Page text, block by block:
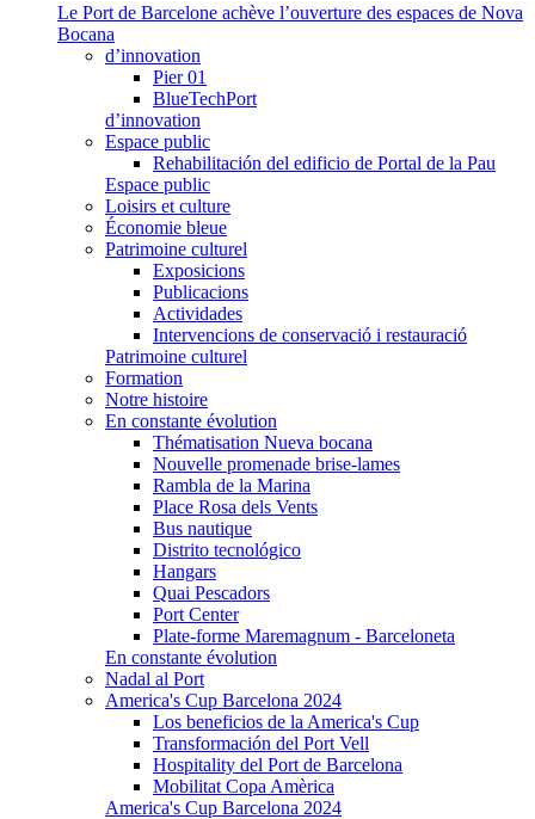
Le Port de Barcelone achève l’ouverture des espaces de Nova
Bocana
d’innovation
Pier 01
BlueTechPort
d’innovation
Espace public
Rehabilitación del edificio de Portal de la Pau
Espace public
Loisirs et culture
Économie bleue
Patrimoine culturel
Exposicions
Publicacions
Actividades
Intervencions de conservació i restauració
Patrimoine culturel
Formation
Notre histoire
En constante évolution
Thématisation Nueva bocana
Nouvelle promenade brise-lames
Rambla de la Marina
Place Rosa dels Vents
Bus nautique
Distrito tecnológico
Hangars
Quai Pescadors
Port Center
Plate-forme Maremagnum - Barceloneta
En constante évolution
Nadal al Port
America's Cup Barcelona 2024
Los beneficios de la America's Cup
Transformación del Port Vell
Hospitality del Port de Barcelona
Mobilitat Copa Amèrica
America's Cup Barcelona 2024